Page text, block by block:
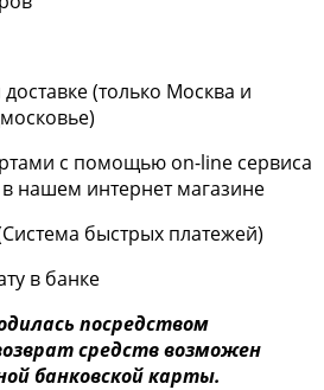
(только Москва и
с помощью on-line сервиса
нашем интернет магазине
быстрых платежей)
в банке
посредством
средств возможен
банковской карты.